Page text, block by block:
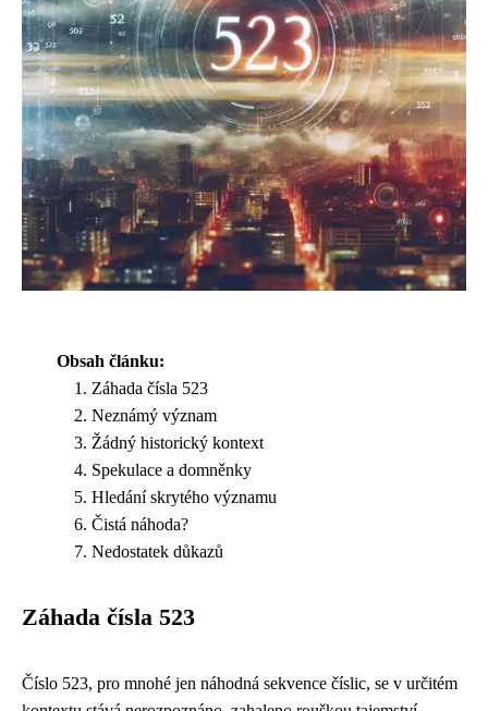
Obsah článku:
Záhada čísla 523
Neznámý význam
Žádný historický kontext
Spekulace a domněnky
Hledání skrytého významu
Čistá náhoda?
Nedostatek důkazů
Záhada čísla 523
Číslo 523, pro mnohé jen náhodná sekvence číslic, se v určitém